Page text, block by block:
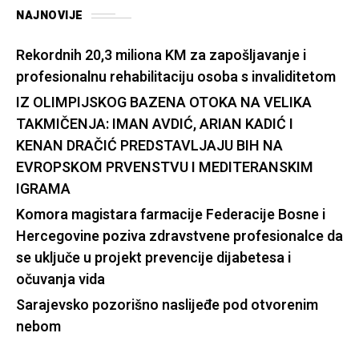
NAJNOVIJE
Rekordnih 20,3 miliona KM za zapošljavanje i
profesionalnu rehabilitaciju osoba s invaliditetom
IZ OLIMPIJSKOG BAZENA OTOKA NA VELIKA
TAKMIČENJA: IMAN AVDIĆ, ARIAN KADIĆ I
KENAN DRAČIĆ PREDSTAVLJAJU BIH NA
EVROPSKOM PRVENSTVU I MEDITERANSKIM
IGRAMA
Komora magistara farmacije Federacije Bosne i
Hercegovine poziva zdravstvene profesionalce da
se uključe u projekt prevencije dijabetesa i
očuvanja vida
Sarajevsko pozorišno naslijeđe pod otvorenim
nebom